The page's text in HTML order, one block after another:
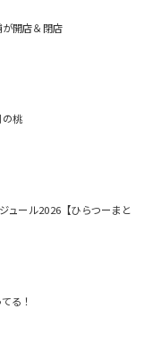
開店＆閉店
桃
ュール2026【ひらつーまと
る！